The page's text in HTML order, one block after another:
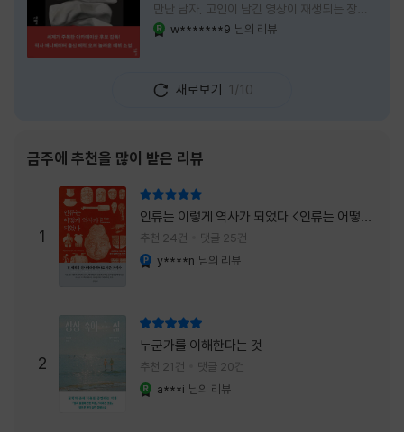
만난 남자, 고인이 남긴 영상이 재생되는 장례
식장에서 똥을 싼 개. 이 책에는 몇 줄만 읽어도
넘어가 있었다. 소설을 읽으면서 잘 만든 단편
애니메이션 여러 편을 차례로 보는 기분이 들었
선명하게 그려졌고, 한 편이 끝날 때마다 질문
이 뒤따라왔다. 감출 수 없는 세계는 더 다정할
까 「등껍질」의 세계에서 사람들은 저마다 다른
등껍질을 달고 살아간다. 몸의 일부이면서 한
사람을 표현하는 수단
w*******9 님의 리뷰
새로보기 1/10
금주에 추천을 많이 받은 리뷰
1
인류는 이렇게 역사가 되었다 <인류는 어떻게
역사가 되었나>
추천 24건 댓글 25건
y****n 님의 리뷰
2
누군가를 이해한다는 것
추천 21건 댓글 20건
a***i 님의 리뷰